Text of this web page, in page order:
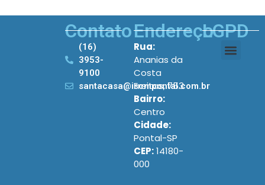
Contato
(16)
3953-
9100
santacasa@iscmpontal.com.br
Endereço
Rua:
Ananias da
Costa
Freitas, 753
Bairro:
Centro
Cidade:
Pontal-SP
CEP:14180-
000
LGPD